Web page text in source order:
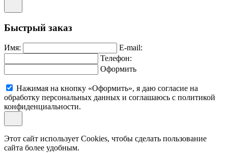
Быстрый заказ
Имя:
E-mail:
Телефон:
Оформить
Нажимая на кнопку «Оформить», я даю согласие на
обработку персональных данных и соглашаюсь c политикой
конфиденциальности.
Этот сайт использует Cookies, чтобы сделать пользование
сайта более удобным.